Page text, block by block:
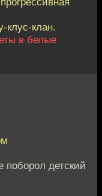
клус-клан.
в белые
поборол детский